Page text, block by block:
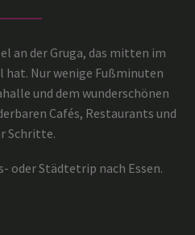
an der Gruga, das mitten im
hat. Nur wenige Fußminuten
und dem wunderschönen
Cafés, Restaurants und
Schritte.
oder Städtetrip nach Essen.